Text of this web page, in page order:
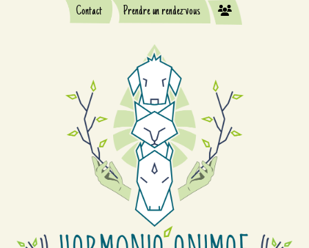
Contact Prendre un rendez-vous